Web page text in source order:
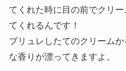
てくれた時に目の前でクリ
てくれるんです！
ブリュレしたてのクリーム
な香りが漂ってきますよ。